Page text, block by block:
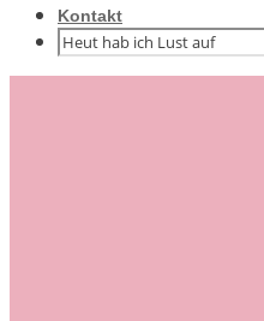
Kontakt